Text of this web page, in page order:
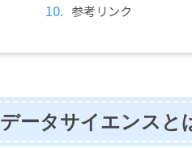
参考リンク
データサイエンスと